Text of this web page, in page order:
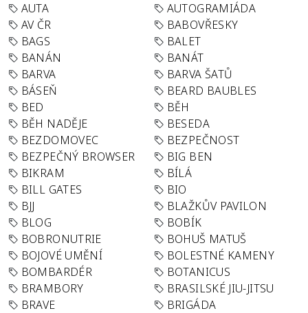
AUTA
AUTOGRAMIÁDA
AV ČR
BABOVŘESKY
BAGS
BALET
BANÁN
BANÁT
BARVA
BARVA ŠATŮ
BÁSEŇ
BEARD BAUBLES
BED
BĚH
BĚH NADĚJE
BESEDA
BEZDOMOVEC
BEZPEČNOST
BEZPEČNÝ BROWSER
BIG BEN
BIKRAM
BÍLÁ
BILL GATES
BIO
BJJ
BLAŽKŮV PAVILON
BLOG
BOBÍK
BOBRONUTRIE
BOHUŠ MATUŠ
BOJOVÉ UMĚNÍ
BOLESTNÉ KAMENY
BOMBARDÉR
BOTANICUS
BRAMBORY
BRASILSKÉ JIU-JITSU
BRAVE
BRIGÁDA